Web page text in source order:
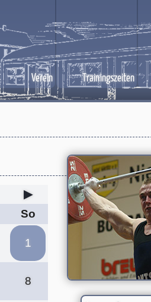
Verein Trainingszeiten
▶
So
1
8